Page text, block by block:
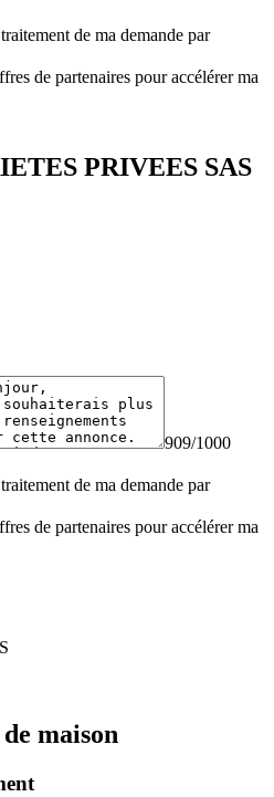
de ma demande par
de partenaires pour accélérer ma
PRIVEES SAS
909/1000
de ma demande par
de partenaires pour accélérer ma
maison